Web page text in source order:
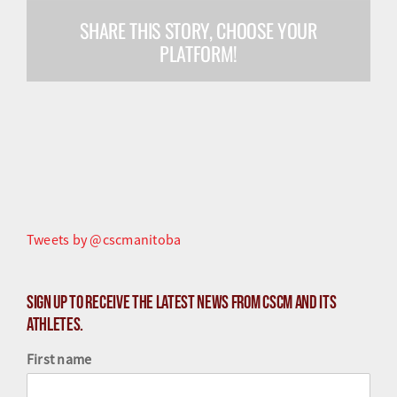
Olympiens et paralympiens
Quoi de neuf
SHARE THIS STORY, CHOOSE YOUR
PLATFORM!
Tweets by @cscmanitoba
Sign up to receive the latest news from CSCM and its
athletes.
First name